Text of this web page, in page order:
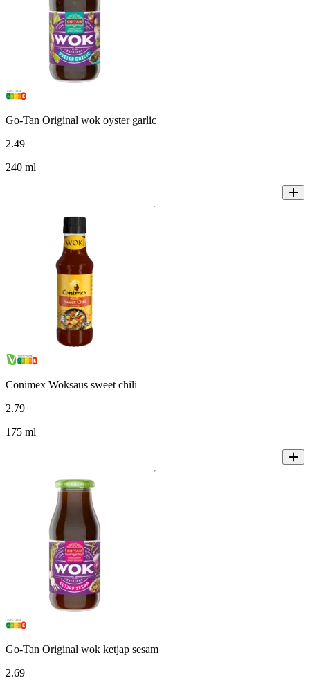
Go-Tan Original wok oyster garlic
2.49
240 ml
Conimex Woksaus sweet chili
2.79
175 ml
Go-Tan Original wok ketjap sesam
2.69